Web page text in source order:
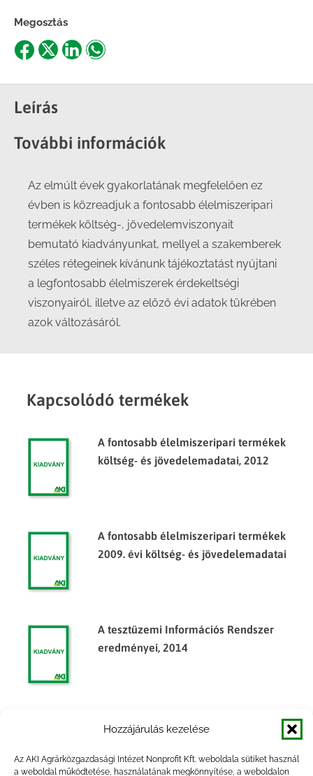
Hozzájárulás kezelése
Az AKI Agrárközgazdasági Intézet Nonprofit Kft. weboldala sütiket használ
a weboldal működtetése, használatának megkönnyítése, a weboldalon
Megosztás
Share
Facebook
Share
X
ShareShare
Leírás
További információk
Az elmúlt évek gyakorlatának megfelelően ez
évben is közreadjuk a fontosabb élelmiszeripari
termékek költség-, jövedelemviszonyait
bemutató kiadványunkat, mellyel a szakemberek
széles rétegeinek kívánunk tájékoztatást nyújtani
a legfontosabb élelmiszerek érdekeltségi
viszonyairól, illetve az előző évi adatok tükrében
azok változásáról.
Kapcsolódó termékek
A fontosabb élelmiszeripari termékek
költség- és jövedelemadatai, 2012
A fontosabb élelmiszeripari termékek
2009. évi költség- és jövedelemadatai
A tesztüzemi Információs Rendszer
eredményei, 2014
A Tesztüzemi Információs Rendszer